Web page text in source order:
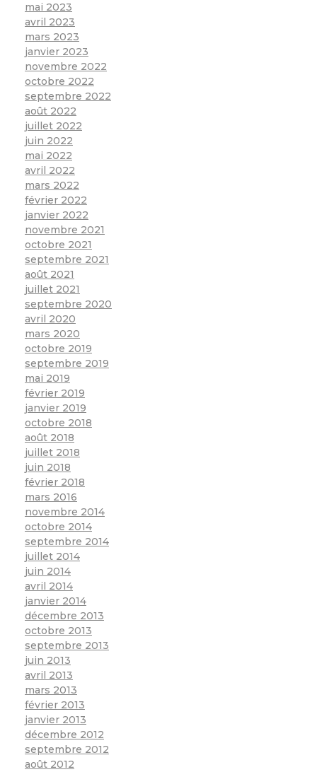
mai 2023
avril 2023
mars 2023
janvier 2023
novembre 2022
octobre 2022
septembre 2022
août 2022
juillet 2022
juin 2022
mai 2022
avril 2022
mars 2022
février 2022
janvier 2022
novembre 2021
octobre 2021
septembre 2021
août 2021
juillet 2021
septembre 2020
avril 2020
mars 2020
octobre 2019
septembre 2019
mai 2019
février 2019
janvier 2019
octobre 2018
août 2018
juillet 2018
juin 2018
février 2018
mars 2016
novembre 2014
octobre 2014
septembre 2014
juillet 2014
juin 2014
avril 2014
janvier 2014
décembre 2013
octobre 2013
septembre 2013
juin 2013
avril 2013
mars 2013
février 2013
janvier 2013
décembre 2012
septembre 2012
août 2012